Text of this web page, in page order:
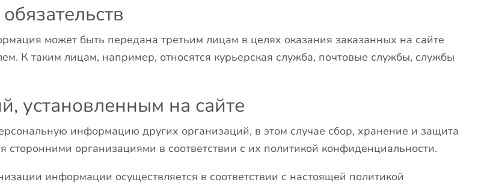
может быть передана третьим лицам в целях оказания заказанных на сайте
К таким лицам, например, относятся курьерская служба, почтовые службы, службы
установленным на сайте
информацию других организаций, в этом случае сбор, хранение и защита
организациями в соответствии с их политикой конфиденциальности.
информации осуществляется в соответствии с настоящей политикой